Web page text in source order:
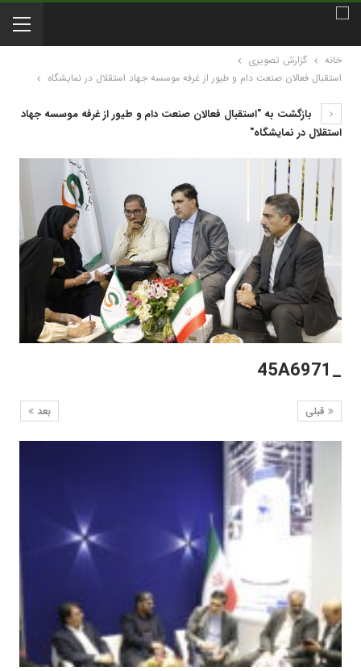
خانه
گزارش تصویری
استقبال فعالان صنعت دام و طیور از غرفه موسسه جهاد استقلال در نمایشگاه
بازگشت به "استقبال فعالان صنعت دام و طیور از غرفه موسسه جهاد
استقلال در نمایشگاه"
_45A6971
بعد قبلی